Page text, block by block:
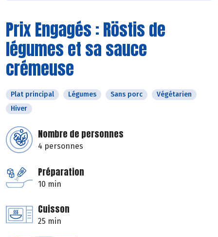
Prix Engagés : Röstis de
légumes et sa sauce
crémeuse
Plat principal Légumes Sans porc
Végétarien
Hiver
Nombre de personnes
4 personnes
Préparation
10 min
Cuisson
25 min